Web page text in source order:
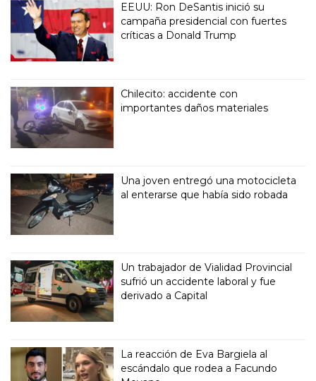
EEUU: Ron DeSantis inició su
campaña presidencial con fuertes
críticas a Donald Trump
Chilecito: accidente con
importantes daños materiales
Una joven entregó una motocicleta
al enterarse que había sido robada
Un trabajador de Vialidad Provincial
sufrió un accidente laboral y fue
derivado a Capital
La reacción de Eva Bargiela al
escándalo que rodea a Facundo